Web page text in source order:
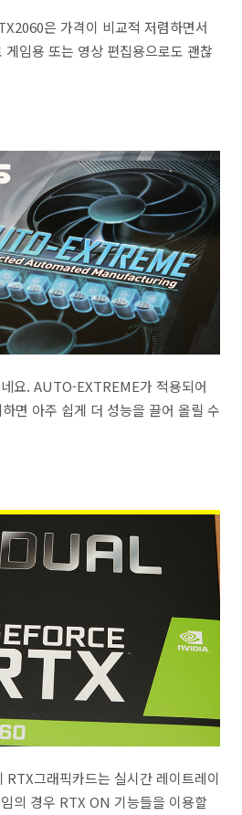
은 가격이 비교적 저렴하면서
임용 또는 영상 편집용으로도 괜찮
요. AUTO-EXTREME가 적용되어
면 아주 쉽게 더 성능을 끌어 올릴 수
그래픽카드는 실시간 레이트레이
의 경우 RTX ON 기능들을 이용할